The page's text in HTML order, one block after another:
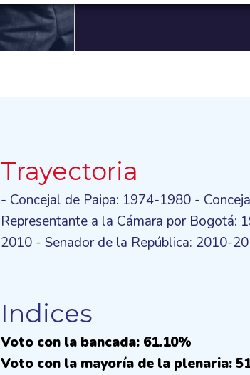
Trayectoria
- Concejal de Paipa: 1974-1980 -
Representante a la Cámara por
2010 - Senador de la República: 2010-
Indices
Voto con la bancada: 61.10%
Voto con la mayoría de la plenaria: